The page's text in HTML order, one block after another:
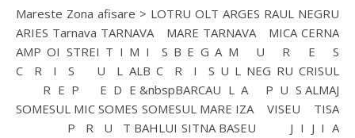
Mareste Zona afisare > LOTRU OLT ARGES RAUL NEGRU
ARIES Tarnava TARNAVA MARE TARNAVA MICA CERNA
AMP OI STREI T I M I S B E G A M U R E S
C R I S U L ALB C R I S U L NEG RU CRISUL
R E P E D E &nbspBARCAU L A P U S ALMAJ
SOMESUL MIC SOMES SOMESUL MARE IZA VISEU TISA
P R U T BAHLUI SITNA BASEU J I J I A